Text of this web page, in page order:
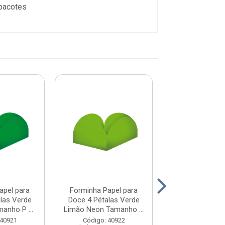
para
Verde
P ...
Forminha Papel para
Doce 4 Pétalas Verde
Limão Neon Tamanho ...
Código: 40922